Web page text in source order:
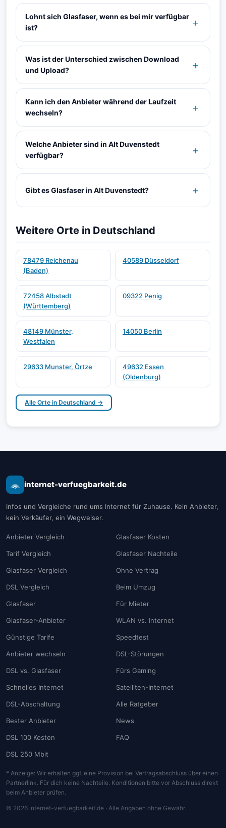
Lohnt sich Glasfaser, wenn es bei mir verfügbar
ist?
Was ist der Unterschied zwischen Download
und Upload?
Kann ich den Anbieter während der Laufzeit
wechseln?
Welche Anbieter sind in Alt Duvenstedt
verfügbar?
Gibt es Glasfaser in Alt Duvenstedt?
Weitere Orte in Deutschland
78479 Reichenau
(Baden)
40589 Düsseldorf
72458 Albstadt
(Württemberg)
09322 Penig
48149 Münster,
Westfalen
14050 Berlin
29633 Munster, Örtze
49632 Essen
(Oldenburg)
Alle Orte in Deutschland →
internet-verfuegbarkeit.de
Infos und Vergleiche rund ums Internet für Zuhause. Kein Anbieter,
kein Verkäufer, ein Wegweiser.
Anbieter Vergleich
Tarif Vergleich
Glasfaser Vergleich
DSL Vergleich
Glasfaser
Glasfaser-Anbieter
Günstige Tarife
Anbieter wechseln
DSL vs. Glasfaser
Schnelles Internet
DSL-Abschaltung
Bester Anbieter
DSL 100 Kosten
DSL 250 Mbit
Glasfaser Kosten
Glasfaser Nachteile
Ohne Vertrag
Beim Umzug
Für Mieter
WLAN vs. Internet
Speedtest
DSL-Störungen
Fürs Gaming
Satelliten-Internet
Alle Ratgeber
News
FAQ
* Anzeige: Wir erhalten ggf. eine Provision bei Vertragsabschluss über einen
Partnerlink. Für dich keine Nachteile. Konditionen bitte vor Abschluss direkt
beim Anbieter prüfen.
© 2026 internet-verfuegbarkeit.de · Alle Angaben ohne Gewähr.